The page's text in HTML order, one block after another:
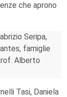
che aprono
Seripa,
famiglie
Alberto
Tasi, Daniela